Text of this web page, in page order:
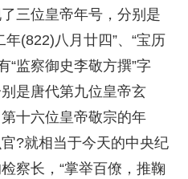
三位皇帝年号，分别是
年(822)八月廿四”、“宝历
“监察御史李敬方撰”字
是唐代第九位皇帝玄
十六位皇帝敬宗的年
?就相当于今天的中央纪
察长，“掌举百僚，推鞠